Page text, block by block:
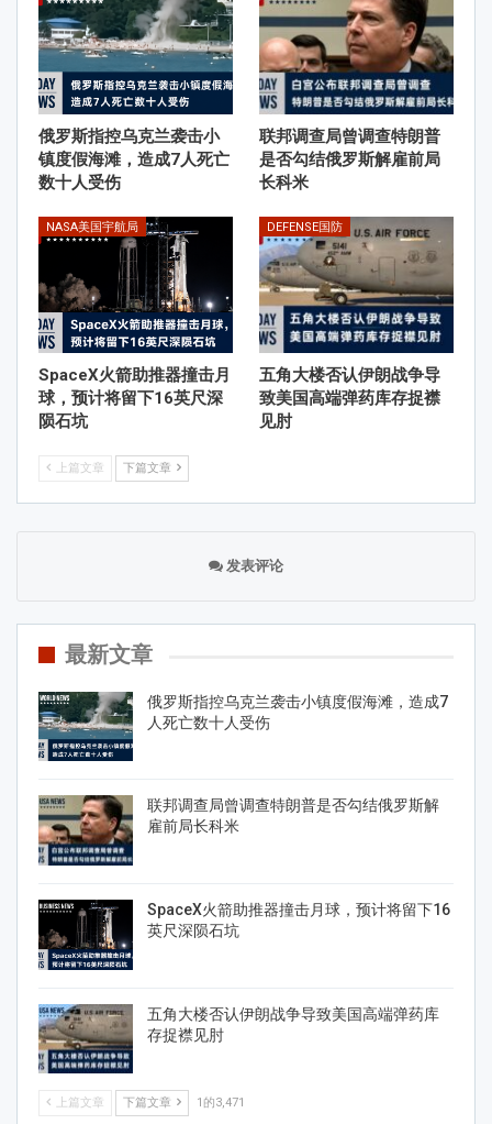
俄罗斯指控乌克兰袭击小
镇度假海滩，造成7人死亡
数十人受伤
联邦调查局曾调查特朗普
是否勾结俄罗斯解雇前局
长科米
NASA美国宇航局
SpaceX火箭助推器撞击月
球，预计将留下16英尺深
陨石坑
DEFENSE国防
五角大楼否认伊朗战争导
致美国高端弹药库存捉襟
见肘
上篇文章 下篇文章
发表评论
最新文章
俄罗斯指控乌克兰袭击小镇度假海滩，造成7
人死亡数十人受伤
联邦调查局曾调查特朗普是否勾结俄罗斯解
雇前局长科米
SpaceX火箭助推器撞击月球，预计将留下16
英尺深陨石坑
五角大楼否认伊朗战争导致美国高端弹药库
存捉襟见肘
上篇文章 下篇文章 1的3,471